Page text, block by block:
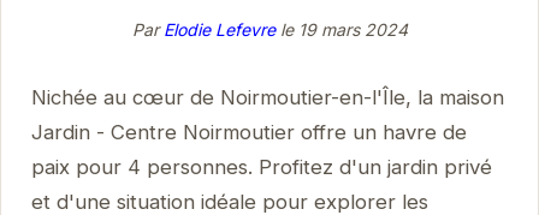
ParElodie Lefevrele 19 mars 2024
Nichée au cœur de Noirmoutier-en-l'Île, la maison
Jardin - Centre Noirmoutier offre un havre de
paix pour 4 personnes. Profitez d'un jardin privé
et d'une situation idéale pour explorer les